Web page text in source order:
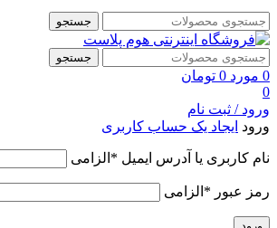
جستجو
جستجو
0 مورد 0 تومان
0
ورود / ثبت نام
ورود ایجاد یک حساب کاربری
نام کاربری یا آدرس ایمیل * الزامی
رمز عبور * الزامی